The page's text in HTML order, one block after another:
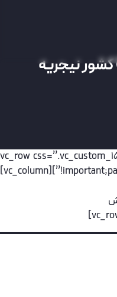
[vc_row
!important;padding-left: 15px !important;}”][vc_column]